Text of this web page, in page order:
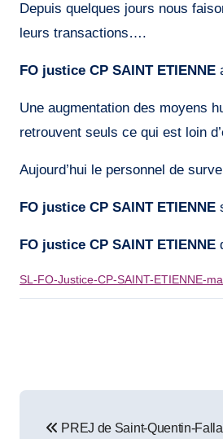
Depuis quelques jours nous
leurs transactions….
FO justice CP SAINT ETIENNE
Une augmentation des moyens
retrouvent seuls ce qui est loin
Aujourd’hui le personnel de
FO justice CP SAINT ETIENNE
FO justice CP SAINT ETIENNE
SL-FO-Justice-CP-SAINT-ETIENNE-
PREJ de Saint-Quentin-